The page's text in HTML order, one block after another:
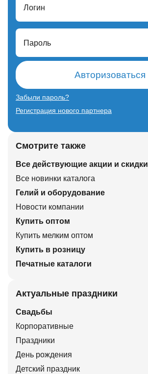
Логин
Пароль
Авторизоваться
Забыли пароль?
Регистрация нового партнера
Смотрите также
Все действующие акции и скидки
Все новинки каталога
Гелий и оборудование
Новости компании
Купить оптом
Купить мелким оптом
Купить в розницу
Печатные каталоги
Актуальные праздники
Свадьбы
Корпоративные
Праздники
День рождения
Детский праздник